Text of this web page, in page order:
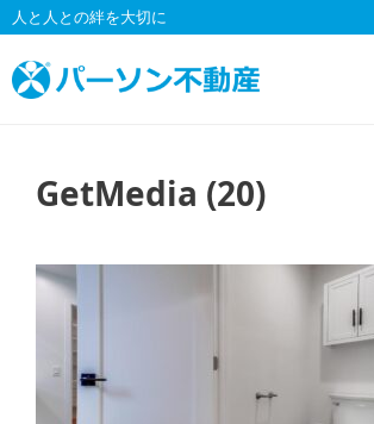
コ
ン
テ
ン
人と人との絆を大切に
GetMedia (20)